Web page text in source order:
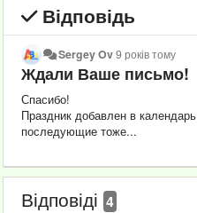
Відповідь
Sergey Ov9 років тому
Ждали Ваше письмо!
Спасибо!
Праздник добавлен в календарь
последующие тоже...
Відповіді 4